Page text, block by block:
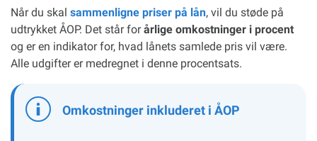
Når du skal sammenligne priser på lån, vil du støde på
udtrykket ÅOP. Det står forårlige omkostninger i procent
og er en indikator for, hvad lånets samlede pris vil være.
Alle udgifter er medregnet i denne procentsats.
Omkostninger inkluderet i ÅOP